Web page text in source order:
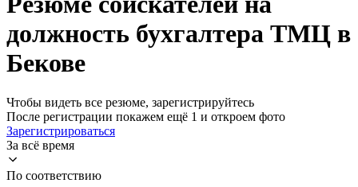
должность бухгалтера ТМЦ в
Бекове
Чтобы видеть все резюме, зарегистрируйтесь
После регистрации покажем ещё 1 и откроем фото
Зарегистрироваться
За всё время
По соответствию